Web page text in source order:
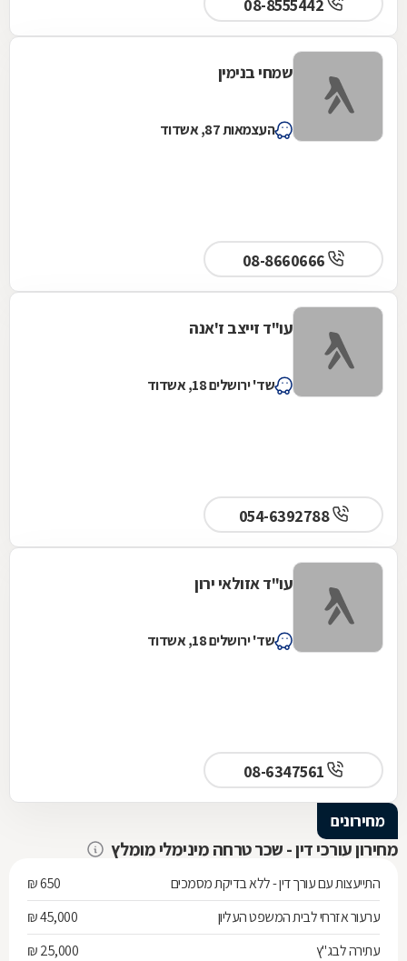
שמחי בנימין
העצמאות 87, אשדוד
08-8660666
עו"ד זייצב ז'אנה
שד' ירושלים 18, אשדוד
054-6392788
עו"ד אזולאי ירון
שד' ירושלים 18, אשדוד
08-6347561
מחירונים
מחירון עורכי דין - שכר טרחה מינימלי מומלץ
התייעצות עם עורך דין - ללא בדיקת מסמכים
650 ₪
ערעור אזרחי לבית המשפט העליון
45,000 ₪
עתירה לבג"ץ
25,000 ₪